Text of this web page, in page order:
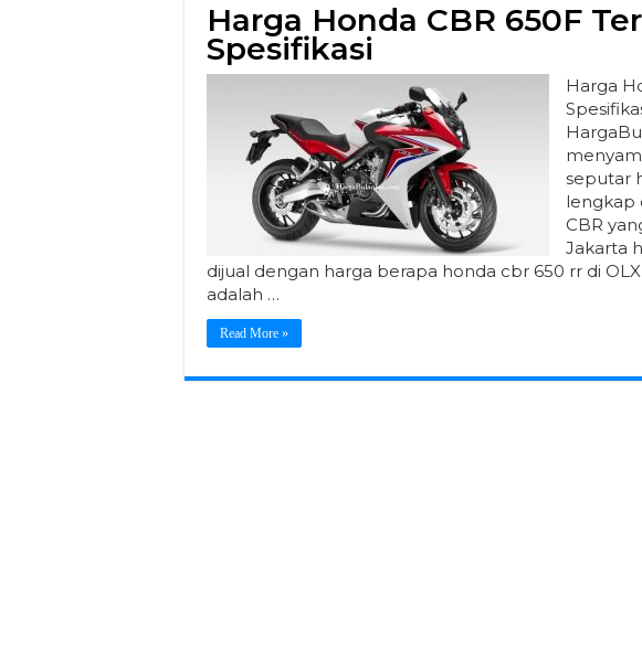
Harga Honda CBR 650F
Spesifikasi
Harga
seputar
lengkap
CBR
Jakarta
dijual dengan harga berapa honda cbr 650 rr di
adalah …
Read More »